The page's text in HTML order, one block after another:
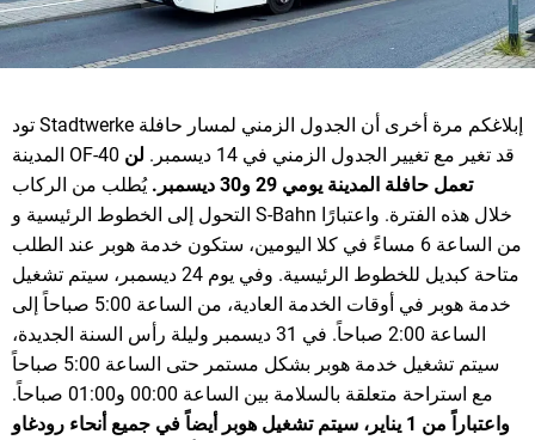
تود Stadtwerke إبلاغكم مرة أخرى أن الجدول الزمني لمسار حافلة
المدينة OF-40 قد تغير مع تغيير الجدول الزمني في 14 ديسمبر.
لن
تعمل حافلة المدينة يومي 29 و30 ديسمبر.
يُطلب من الركاب
التحول إلى الخطوط الرئيسية و S-Bahn خلال هذه الفترة. واعتبارًا
من الساعة 6 مساءً في كلا اليومين، ستكون خدمة هوبر عند الطلب
متاحة كبديل للخطوط الرئيسية. وفي يوم 24 ديسمبر، سيتم تشغيل
خدمة هوبر في أوقات الخدمة العادية، من الساعة 5:00 صباحاً إلى
الساعة 2:00 صباحاً. في 31 ديسمبر وليلة رأس السنة الجديدة،
سيتم تشغيل خدمة هوبر بشكل مستمر حتى الساعة 5:00 صباحاً
مع استراحة متعلقة بالسلامة بين الساعة 00:00 و01:00 صباحاً.
واعتباراً من 1 يناير، سيتم تشغيل هوبر أيضاً في جميع أنحاء رودغاو